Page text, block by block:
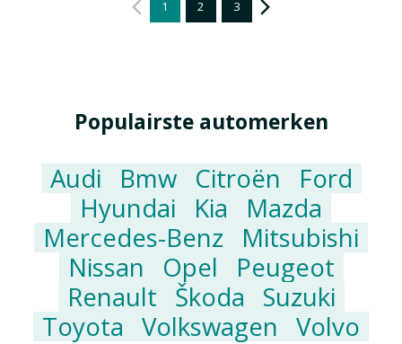
1 2 3
Populairste automerken
Audi Bmw Citroën
Ford
Hyundai
Kia
Mazda
Mercedes-Benz
Mitsubishi
Nissan
Opel
Peugeot
Renault Škoda
Suzuki
Toyota Volkswagen Volvo